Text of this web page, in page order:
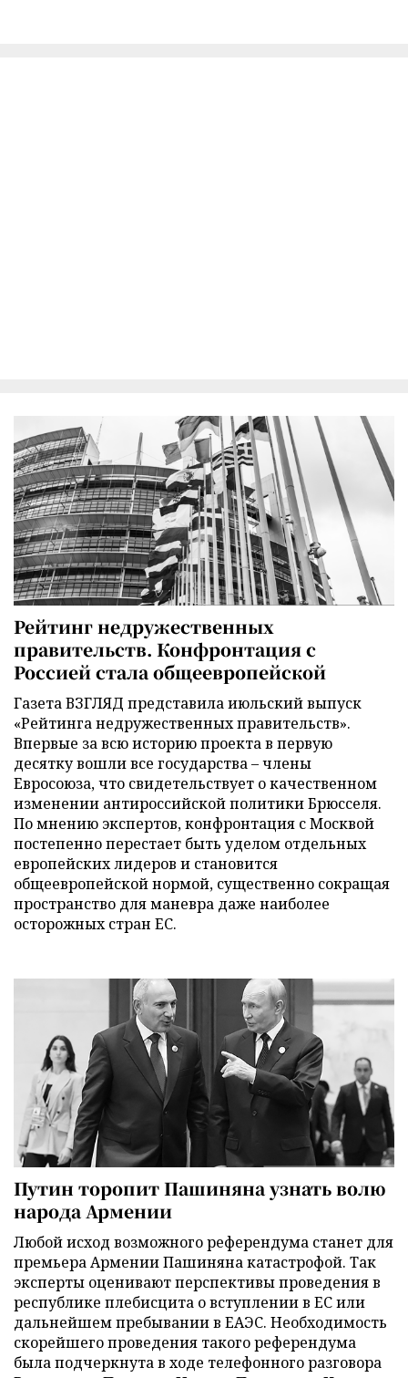
Рейтинг недружественных
правительств. Конфронтация с
Россией стала общеевропейской
Газета ВЗГЛЯД представила июльский выпуск
«Рейтинга недружественных правительств».
Впервые за всю историю проекта в первую
десятку вошли все государства – члены
Евросоюза, что свидетельствует о качественном
изменении антироссийской политики Брюсселя.
По мнению экспертов, конфронтация с Москвой
постепенно перестает быть уделом отдельных
европейских лидеров и становится
общеевропейской нормой, существенно сокращая
пространство для маневра даже наиболее
осторожных стран ЕС.
Путин торопит Пашиняна узнать волю
народа Армении
Любой исход возможного референдума станет для
премьера Армении Пашиняна катастрофой. Так
эксперты оценивают перспективы проведения в
республике плебисцита о вступлении в ЕС или
дальнейшем пребывании в ЕАЭС. Необходимость
скорейшего проведения такого референдума
была подчеркнута в ходе телефонного разговора